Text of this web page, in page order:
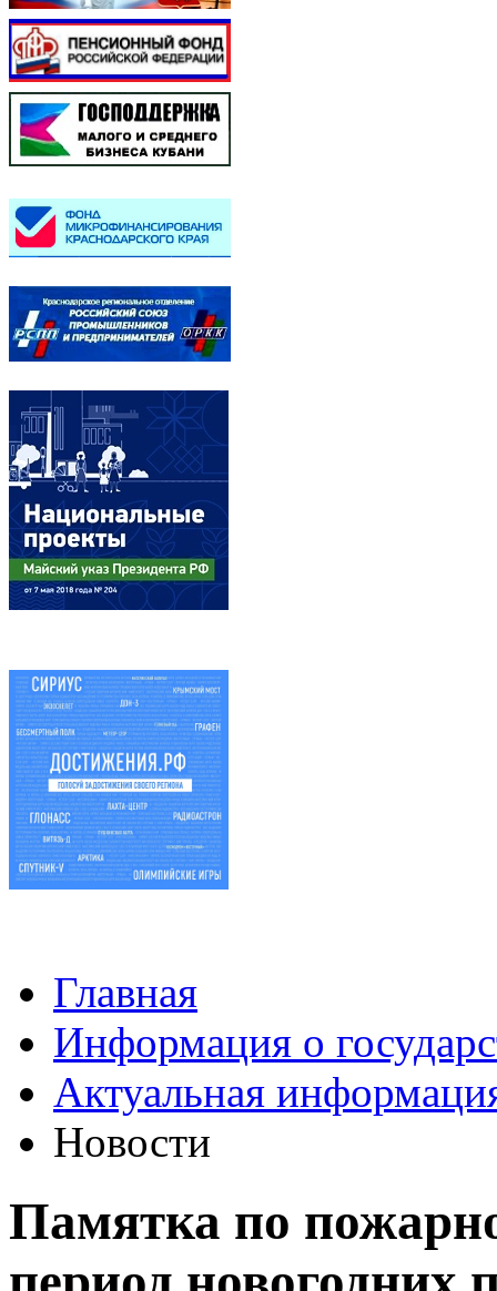
Главная
Информация о
Актуальная
Новости
Памятка по